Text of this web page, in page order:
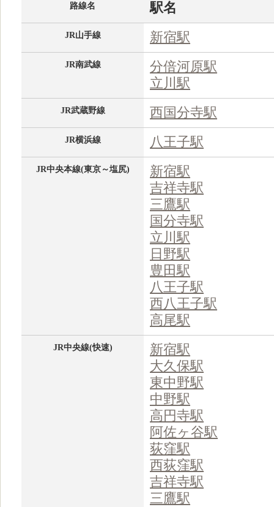
路線名 駅名
JR山手線 新宿駅
JR南武線
分倍河原駅
立川駅
JR武蔵野線 西国分寺駅
JR横浜線 八王子駅
JR中央本線(東京～塩尻)
新宿駅
吉祥寺駅
三鷹駅
国分寺駅
立川駅
日野駅
豊田駅
八王子駅
西八王子駅
高尾駅
JR中央線(快速)
新宿駅
大久保駅
東中野駅
中野駅
高円寺駅
阿佐ヶ谷駅
荻窪駅
西荻窪駅
吉祥寺駅
三鷹駅